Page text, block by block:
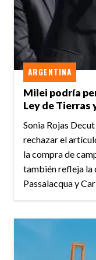
Milei podría
Ley de Tierras
ARGENTINA
Sonia Rojas
rechazar el
la compra de
también refleja
Passalacqua y